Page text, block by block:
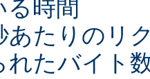
時間
あたりのリ
れたバイト